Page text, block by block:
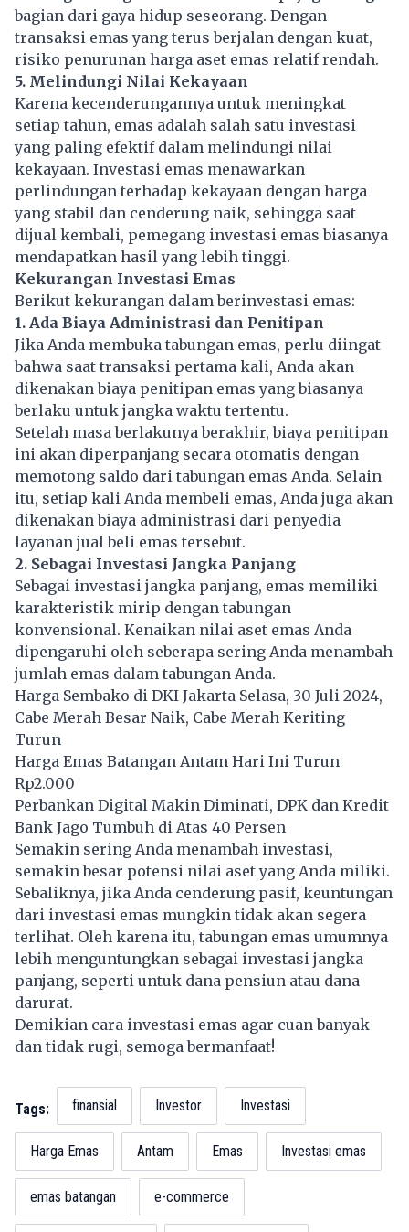
bagian dari gaya hidup seseorang. Dengan
transaksi emas yang terus berjalan dengan kuat,
risiko penurunan harga aset emas relatif rendah.
5. Melindungi Nilai Kekayaan
Karena kecenderungannya untuk meningkat
setiap tahun, emas adalah salah satu investasi
yang paling efektif dalam melindungi nilai
kekayaan. Investasi emas menawarkan
perlindungan terhadap kekayaan dengan harga
yang stabil dan cenderung naik, sehingga saat
dijual kembali, pemegang investasi emas biasanya
mendapatkan hasil yang lebih tinggi.
Kekurangan Investasi Emas
Berikut kekurangan dalam berinvestasi emas:
1. Ada Biaya Administrasi dan Penitipan
Jika Anda membuka tabungan emas, perlu diingat
bahwa saat transaksi pertama kali, Anda akan
dikenakan biaya penitipan emas yang biasanya
berlaku untuk jangka waktu tertentu.
Setelah masa berlakunya berakhir, biaya penitipan
ini akan diperpanjang secara otomatis dengan
memotong saldo dari tabungan emas Anda. Selain
itu, setiap kali Anda membeli emas, Anda juga akan
dikenakan biaya administrasi dari penyedia
layanan jual beli emas tersebut.
2. Sebagai Investasi Jangka Panjang
Sebagai investasi jangka panjang, emas memiliki
karakteristik mirip dengan tabungan
konvensional. Kenaikan nilai aset emas Anda
dipengaruhi oleh seberapa sering Anda menambah
jumlah emas dalam tabungan Anda.
Harga Sembako di DKI Jakarta Selasa, 30 Juli 2024,
Cabe Merah Besar Naik, Cabe Merah Keriting
Turun
Harga Emas Batangan Antam Hari Ini Turun
Rp2.000
Perbankan Digital Makin Diminati, DPK dan Kredit
Bank Jago Tumbuh di Atas 40 Persen
Semakin sering Anda menambah investasi,
semakin besar potensi nilai aset yang Anda miliki.
Sebaliknya, jika Anda cenderung pasif, keuntungan
dari investasi emas mungkin tidak akan segera
terlihat. Oleh karena itu, tabungan emas umumnya
lebih menguntungkan sebagai investasi jangka
panjang, seperti untuk dana pensiun atau dana
darurat.
Demikian cara investasi emas agar cuan banyak
dan tidak rugi, semoga bermanfaat!
Tags: finansial Investor Investasi
Harga Emas Antam Emas Investasi emas
emas batangan e-commerce